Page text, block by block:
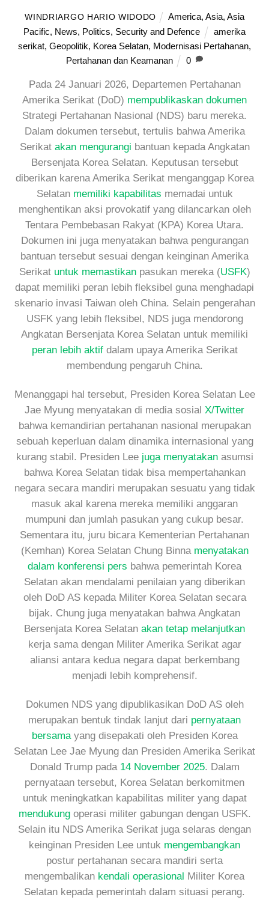
WINDRIARGO HARIO WIDODO America, Asia, Asia
Pacific, News, Politics, Security and Defence
amerika
serikat, Geopolitik, Korea Selatan, Modernisasi Pertahanan,
Pertahanan dan Keamanan
0
Pada 24 Januari 2026, Departemen Pertahanan
Amerika Serikat (DoD) mempublikaskan dokumen
Strategi Pertahanan Nasional (NDS) baru mereka.
Dalam dokumen tersebut, tertulis bahwa Amerika
Serikat akan mengurangi bantuan kepada Angkatan
Bersenjata Korea Selatan. Keputusan tersebut
diberikan karena Amerika Serikat menganggap Korea
Selatan memiliki kapabilitas memadai untuk
menghentikan aksi provokatif yang dilancarkan oleh
Tentara Pembebasan Rakyat (KPA) Korea Utara.
Dokumen ini juga menyatakan bahwa pengurangan
bantuan tersebut sesuai dengan keinginan Amerika
Serikat untuk memastikanpasukan mereka (USFK)
dapat memiliki peran lebih fleksibel guna menghadapi
skenario invasi Taiwan oleh China. Selain pengerahan
USFK yang lebih fleksibel, NDS juga mendorong
Angkatan Bersenjata Korea Selatan untuk memiliki
peran lebih aktifdalam upaya Amerika Serikat
membendung pengaruh China.
Menanggapi hal tersebut, Presiden Korea Selatan Lee
Jae Myung menyatakan di media sosial X/Twitter
bahwa kemandirian pertahanan nasional merupakan
sebuah keperluan dalam dinamika internasional yang
kurang stabil. Presiden Lee juga menyatakanasumsi
bahwa Korea Selatan tidak bisa mempertahankan
negara secara mandiri merupakan sesuatu yang tidak
masuk akal karena mereka memiliki anggaran
mumpuni dan jumlah pasukan yang cukup besar.
Sementara itu, juru bicara Kementerian Pertahanan
(Kemhan) Korea Selatan Chung Binna menyatakan
dalam konferensi pers bahwa pemerintah Korea
Selatan akan mendalami penilaian yang diberikan
oleh DoD AS kepada Militer Korea Selatan secara
bijak. Chung juga menyatakan bahwa Angkatan
Bersenjata Korea Selatan akan tetap melanjutkan
kerja sama dengan Militer Amerika Serikat agar
aliansi antara kedua negara dapat berkembang
menjadi lebih komprehensif.
Dokumen NDS yang dipublikasikan DoD AS oleh
merupakan bentuk tindak lanjut dari pernyataan
bersamayang disepakati oleh Presiden Korea
Selatan Lee Jae Myung dan Presiden Amerika Serikat
Donald Trump pada 14 November 2025. Dalam
pernyataan tersebut, Korea Selatan berkomitmen
untuk meningkatkan kapabilitas militer yang dapat
mendukungoperasi militer gabungan dengan USFK.
Selain itu NDS Amerika Serikat juga selaras dengan
keinginan Presiden Lee untuk mengembangkan
postur pertahanan secara mandiri serta
mengembalikan kendali operasional Militer Korea
Selatan kepada pemerintah dalam situasi perang.